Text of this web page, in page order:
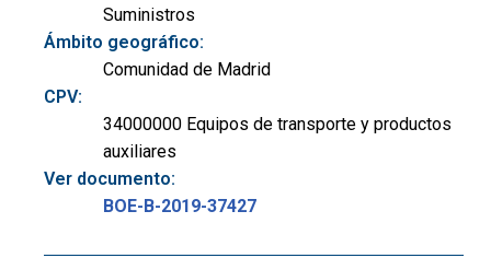
Suministros
Ámbito geográfico:
Comunidad de Madrid
CPV:
34000000 Equipos de transporte y productos
auxiliares
Ver documento:
BOE-B-2019-37427